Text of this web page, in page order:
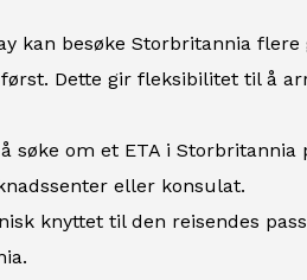
kan besøke Storbritannia
Dette gir fleksibilitet til å
søke om et ETA i
eller konsulat.
knyttet til den reisendes